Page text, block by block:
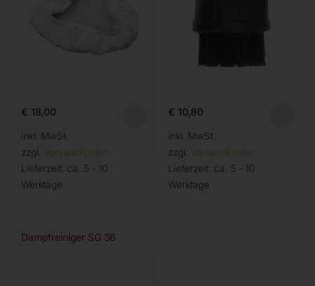
€ 18,00
inkl. MwSt.
zzgl. Versandkosten
Lieferzeit: ca. 5 - 10
Werktage
€ 10,80
inkl. MwSt.
zzgl. Versandkosten
Lieferzeit: ca. 5 - 10
Werktage
Dampfreiniger SG 36